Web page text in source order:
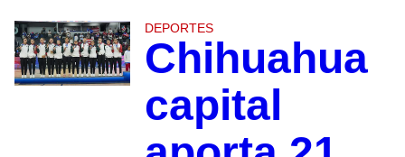
DEPORTES
Chihuahua
capital